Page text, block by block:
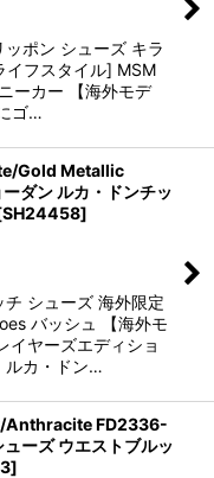
ポン シューズ キラ
イフスタイル] MSM
ーカー 【海外モデ
ゴ…
Gold Metallic
ダン ルカ・ドンチッ
SH24458]
シューズ 海外限定
バッシュ 【海外モ
イヤーズエディショ
ルカ・ドン…
Anthracite FD2336-
ーズ ウエストブルッ
]